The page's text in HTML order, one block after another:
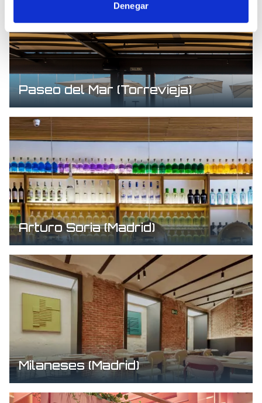
Denegar
Paseo del Mar (Torrevieja)
Arturo Soria (Madrid)
Milaneses (Madrid)